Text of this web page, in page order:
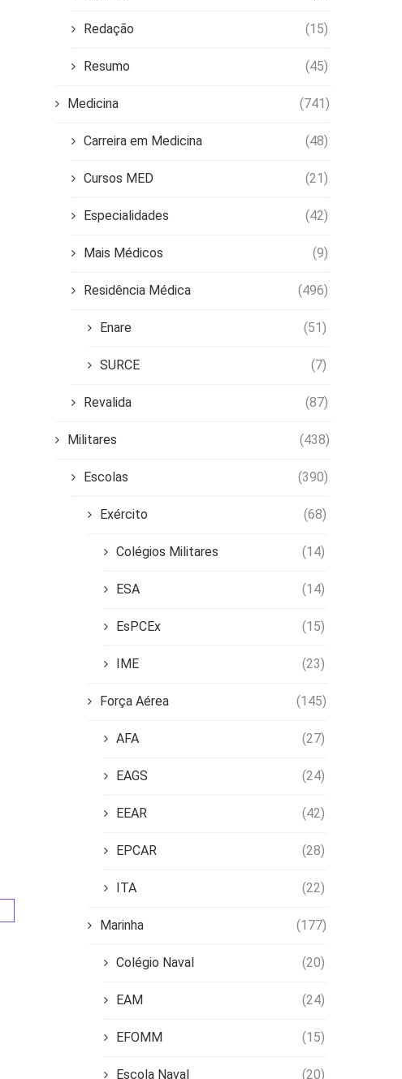
Redação (15)
Resumo (45)
Medicina (741)
Carreira em Medicina (48)
Cursos MED (21)
Especialidades (42)
Mais Médicos (9)
Residência Médica (496)
Enare (51)
SURCE (7)
Revalida (87)
Militares (438)
Escolas (390)
Exército (68)
Colégios Militares (14)
ESA (14)
EsPCEx (15)
IME (23)
Força Aérea (145)
AFA (27)
EAGS (24)
EEAR (42)
EPCAR (28)
ITA (22)
Marinha (177)
Colégio Naval (20)
EAM (24)
EFOMM (15)
Escola Naval (20)